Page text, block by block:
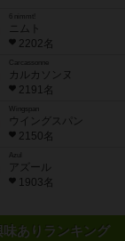
ニムト
2202名
Carcassonne
カルカソンヌ
2191名
Wingspan
ウイングスパン
2150名
Azul
アズール
1903名
味ありランキング